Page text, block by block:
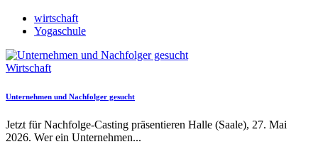
wirtschaft
Yogaschule
Wirtschaft
Unternehmen und Nachfolger gesucht
Jetzt für Nachfolge-Casting präsentieren Halle (Saale), 27. Mai
2026. Wer ein Unternehmen...